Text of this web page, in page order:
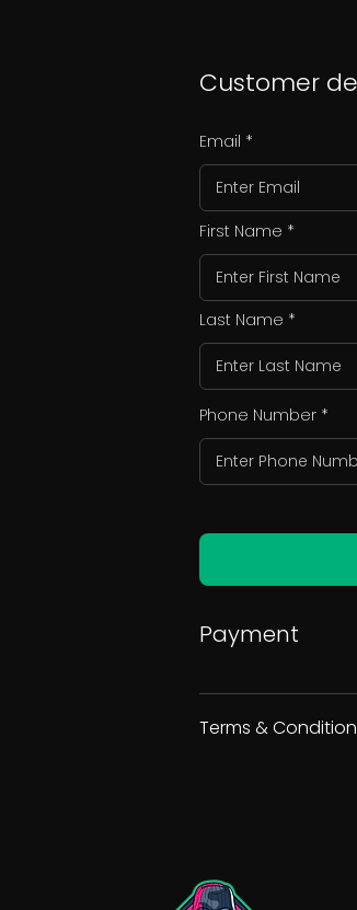
Customer
Email
First Name
Last Name
Phone Number
Payment
Terms & Condition